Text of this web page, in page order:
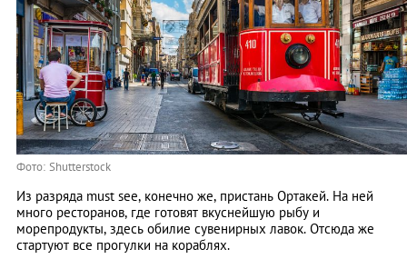
Фото: Shutterstock
Из разряда must see, конечно же, пристань Ортакей. На ней
много ресторанов, где готовят вкуснейшую рыбу и
морепродукты, здесь обилие сувенирных лавок. Отсюда же
стартуют все прогулки на кораблях.